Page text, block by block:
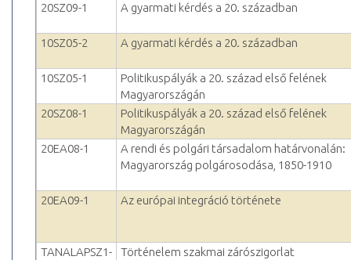
20SZ09-1
A gyarmati kérdés a 20. században
10SZ05-2 A gyarmati kérdés a 20. században
10SZ05-1
Politikuspályák a 20. század első felének
Magyarországán
20SZ08-1
Politikuspályák a 20. század első felének
Magyarországán
20EA08-1
A rendi és polgári társadalom határvonalán:
Magyarország polgárosodása, 1850-1910
20EA09-1 Az európai integráció története
TANALAPSZ1-
Történelem szakmai zárószigorlat